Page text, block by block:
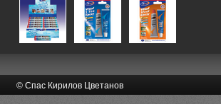
© Спас Кирилов Цветанов